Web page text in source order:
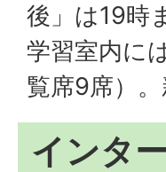
後」は19時
学習室内に
覧席9席）
インタ